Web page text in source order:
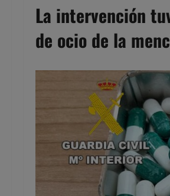
La intervención
de ocio de la